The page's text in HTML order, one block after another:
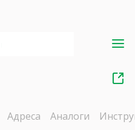
Адреса Аналоги